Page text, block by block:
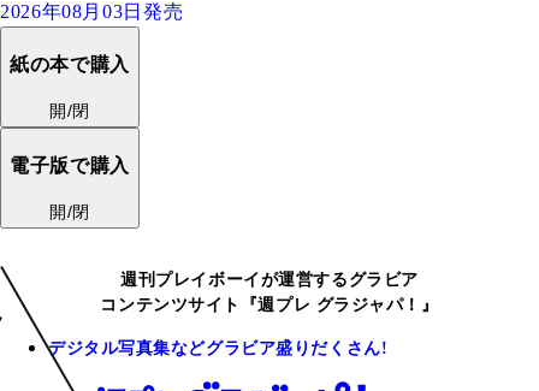
2026年08月03日発売
紙の本で購入
開/閉
電子版で購入
開/閉
週刊プレイボーイが運営するグラビア
コンテンツサイト『週プレ グラジャパ！』
デジタル写真集などグラビア盛りだくさん!